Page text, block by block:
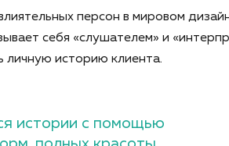
персон в мировом
себя «слушателем» и
личную историю клиента.
истории с помощью